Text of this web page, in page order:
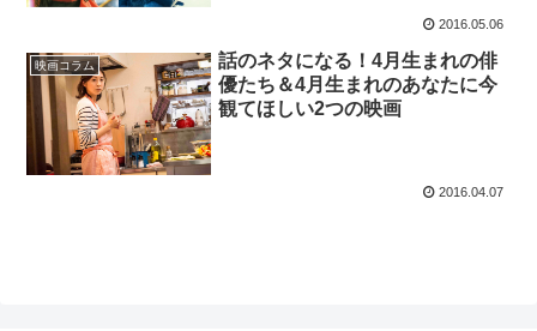
2016.05.06
映画コラム
話のネタになる！4月生まれの俳
優たち＆4月生まれのあなたに今
観てほしい2つの映画
2016.04.07